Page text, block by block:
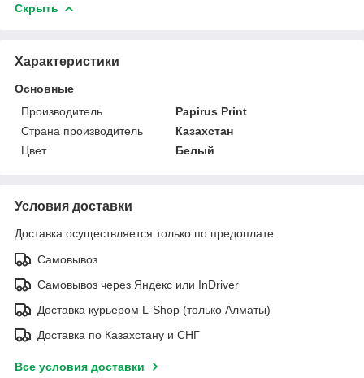
Скрыть
Характеристики
Основные
Производитель
Papirus Print
Страна производитель
Казахстан
Цвет
Белый
Условия доставки
Доставка осуществляется только по предоплате.
Самовывоз
Самовывоз через Яндекс или InDriver
Доставка курьером L-Shop (только Алматы)
Доставка по Казахстану и СНГ
Все условия доставки